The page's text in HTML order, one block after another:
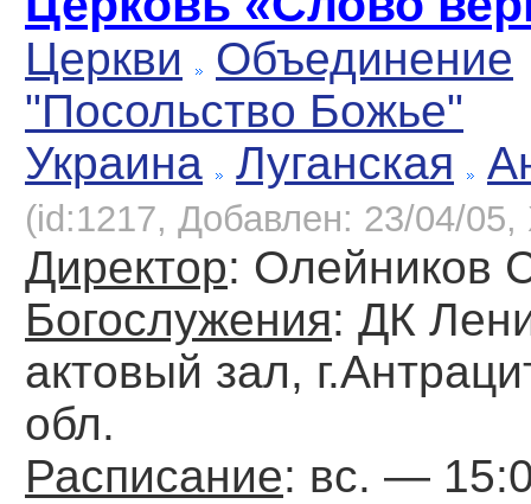
Церкви
Объединение
"Посольство Божье"
Украина
Луганская
(id:1217, Добавлен: 23/04/05,
Директор: Олейников
Богослужения: ДК
актовый зал,
обл.
Расписание: вс. —